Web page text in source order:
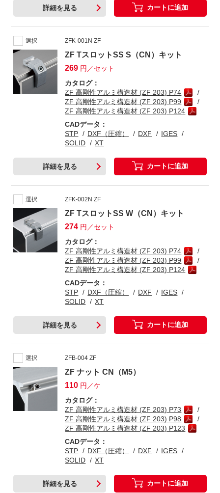
詳細を見る カートに追加
選択 ZFK-001N ZF
ZF TスロットSS S（CN）キット
269 円／セット
カタログ：
ZF 高剛性アルミ構造材 (ZF 203) P74
ZF 高剛性アルミ構造材 (ZF 203) P99
ZF 高剛性アルミ構造材 (ZF 203) P124
CADデータ：
STP
DXF（圧縮） DXF
IGES
SOLID
XT
詳細を見る カートに追加
選択 ZFK-002N ZF
ZF TスロットSS W（CN）キット
274 円／セット
カタログ：
ZF 高剛性アルミ構造材 (ZF 203) P74
ZF 高剛性アルミ構造材 (ZF 203) P99
ZF 高剛性アルミ構造材 (ZF 203) P124
CADデータ：
STP
DXF（圧縮） DXF
IGES
SOLID
XT
詳細を見る カートに追加
選択 ZFB-004 ZF
ZF ナット CN（M5）
110 円／ケ
カタログ：
ZF 高剛性アルミ構造材 (ZF 203) P73
ZF 高剛性アルミ構造材 (ZF 203) P98
ZF 高剛性アルミ構造材 (ZF 203) P123
CADデータ：
STP
DXF（圧縮） DXF
IGES
SOLID
XT
詳細を見る カートに追加